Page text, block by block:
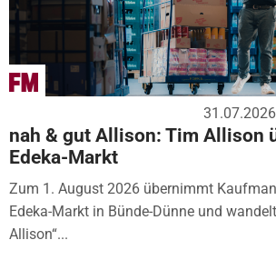
31.07.2026
nah & gut Allison: Tim Allison
Edeka-Markt
Zum 1. August 2026 übernimmt
Edeka-Markt in Bünde-Dünne und
Allison“...